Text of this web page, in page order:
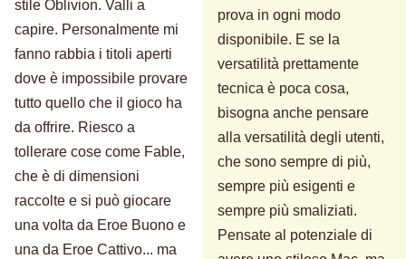
stile Oblivion. Valli a
capire. Personalmente mi
fanno rabbia i titoli aperti
dove è impossibile provare
tutto quello che il gioco ha
da offrire. Riesco a
tollerare cose come Fable,
che è di dimensioni
raccolte e si può giocare
una volta da Eroe Buono e
una da Eroe Cattivo... ma
prova in ogni modo
disponibile. E se la
versatilità prettamente
tecnica è poca cosa,
bisogna anche pensare
alla versatilità degli utenti,
che sono sempre di più,
sempre più esigenti e
sempre più smaliziati.
Pensate al potenziale di